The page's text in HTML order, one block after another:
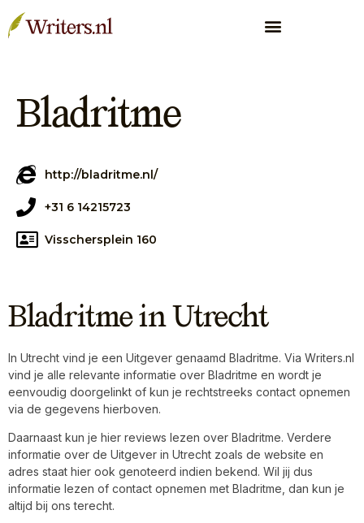
Bladritme
http://bladritme.nl/
+31 6 14215723
Visschersplein 160
Bladritme in Utrecht
In Utrecht vind je een Uitgever genaamd Bladritme. Via Writers.nl
vind je alle relevante informatie over Bladritme en wordt je
eenvoudig doorgelinkt of kun je rechtstreeks contact opnemen
via de gegevens hierboven.
Daarnaast kun je hier reviews lezen over Bladritme. Verdere
informatie over de Uitgever in Utrecht zoals de website en
adres staat hier ook genoteerd indien bekend. Wil jij dus
informatie lezen of contact opnemen met Bladritme, dan kun je
altijd bij ons terecht.